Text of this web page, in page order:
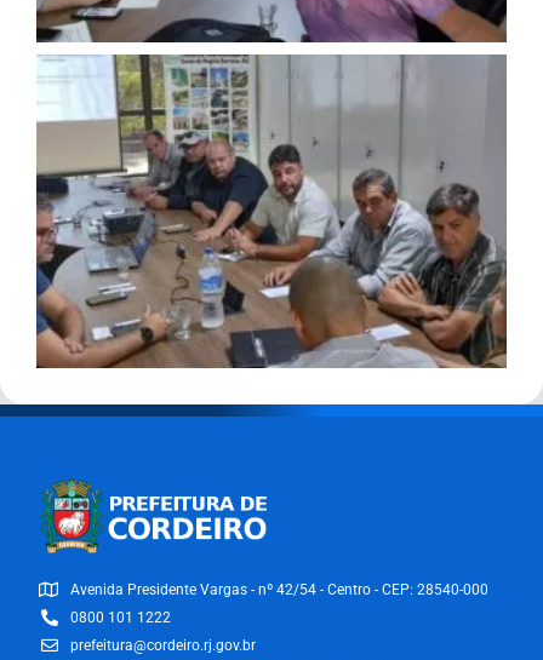
Avenida Presidente Vargas - nº 42/54 - Centro - CEP: 28540-000
0800 101 1222
prefeitura@cordeiro.rj.gov.br